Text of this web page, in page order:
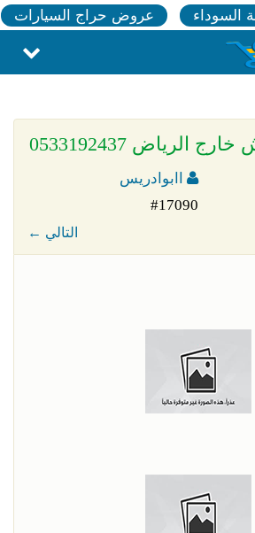
السوداء عروض حراج السيارات
الرياض 0533192437
اابوادريس
#17090
← التالي